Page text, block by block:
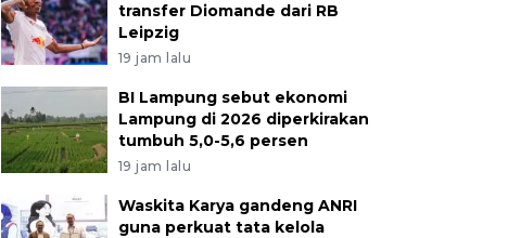
transfer Diomande dari RB
Leipzig
19 jam lalu
BI Lampung sebut ekonomi
Lampung di 2026 diperkirakan
tumbuh 5,0-5,6 persen
19 jam lalu
Waskita Karya gandeng ANRI
guna perkuat tata kelola